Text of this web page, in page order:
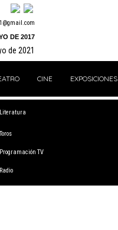
DE 2017
de 2021
CINE EXPOSICIONES
Literatura
Toros
Programación TV
Radio